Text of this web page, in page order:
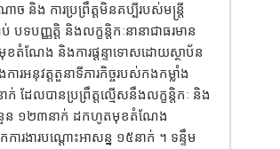
និង ការប្រព្រឹត្តមិនគប្បីរបស់មន្ត្រី
បទបញ្ញត្តិ និងលក្ខន្តិកៈនានាជាធរមាន
មុខតំណែង និងការផ្តន្ទាទោសដោយស្ថាប័ន
ារអនុវត្តតួនាទីភារកិច្ចរបស់កងកម្លាំង
ដែលបានប្រព្រឹត្តល្មើសនឹងលក្ខន្តិកៈ និង
នួន ១២៣នាក់ ដកហូតមុខតំណែង
ារងារបណ្ដោះអាសន្ន ១៥នាក់ ។ ទន្ទឹម